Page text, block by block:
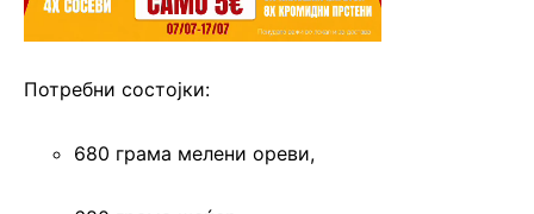
Потребни состојки:
680 грама мелени ореви,